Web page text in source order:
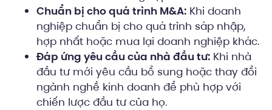
Chuẩn bị cho quá trình M&A: Khi doanh
nghiệp chuẩn bị cho quá trình sáp nhập,
hợp nhất hoặc mua lại doanh nghiệp khác.
Đáp ứng yêu cầu của nhà đầu tư: Khi nhà
đầu tư mới yêu cầu bổ sung hoặc thay đổi
ngành nghề kinh doanh để phù hợp với
chiến lược đầu tư của họ.